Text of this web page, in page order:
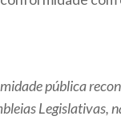
pública
Legislativas,